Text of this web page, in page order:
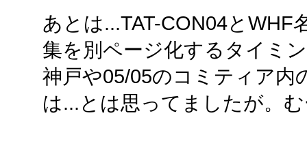
あとは...TAT-CON04と
集を別ページ化するタイミ
神戸や05/05のコミティア内
は...とは思ってましたが。